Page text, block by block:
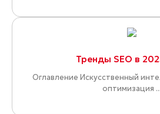
Тренды SEO в
Оглавление Искусственный
оптимизация ...